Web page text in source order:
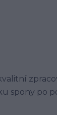
spony po